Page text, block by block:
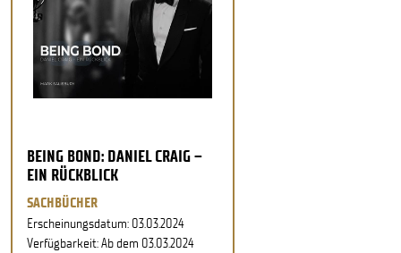
BEING BOND: DANIEL CRAIG –
EIN RÜCKBLICK
SACHBÜCHER
Erscheinungsdatum: 03.03.2024
Verfügbarkeit: Ab dem 03.03.2024